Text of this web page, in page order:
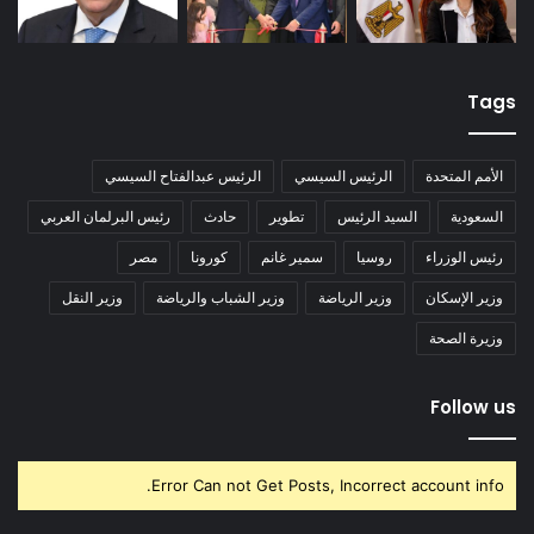
Tags
الأمم المتحدة الرئيس السيسي الرئيس عبدالفتاح السيسي
السعودية السيد الرئيس تطوير حادث رئيس البرلمان العربي
رئيس الوزراء روسيا سمير غانم كورونا مصر
وزير الإسكان وزير الرياضة وزير الشباب والرياضة وزير النقل
وزيرة الصحة
Follow us
Error Can not Get Posts, Incorrect account info.